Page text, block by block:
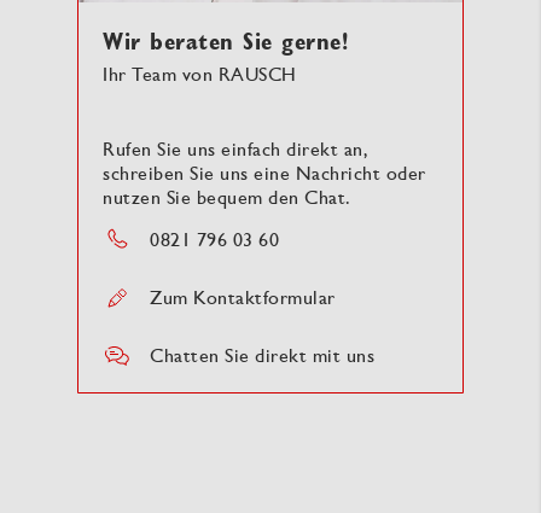
Wir beraten Sie gerne!
Ihr Team von RAUSCH
Rufen Sie uns einfach direkt an,
schreiben Sie uns eine Nachricht oder
nutzen Sie bequem den Chat.
0821 796 03 60
Zum Kontaktformular
Chatten Sie direkt mit uns